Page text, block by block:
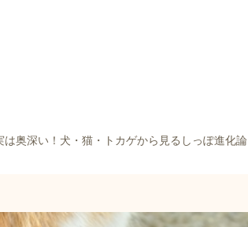
は奥深い！犬・猫・トカゲから見るしっぽ進化論